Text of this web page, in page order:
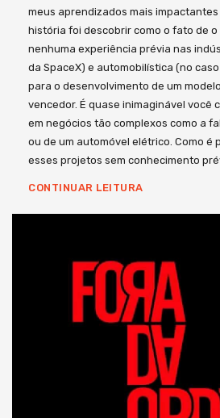
meus aprendizados mais
história foi descobrir como o fato de
nenhuma experiência prévia nas
da SpaceX) e automobilística (no
para o desenvolvimento de um
vencedor. É quase inimaginável você
em negócios tão complexos como a
ou de um automóvel elétrico. Como é
esses projetos sem conhecimento
CONTINUAR LEITURA